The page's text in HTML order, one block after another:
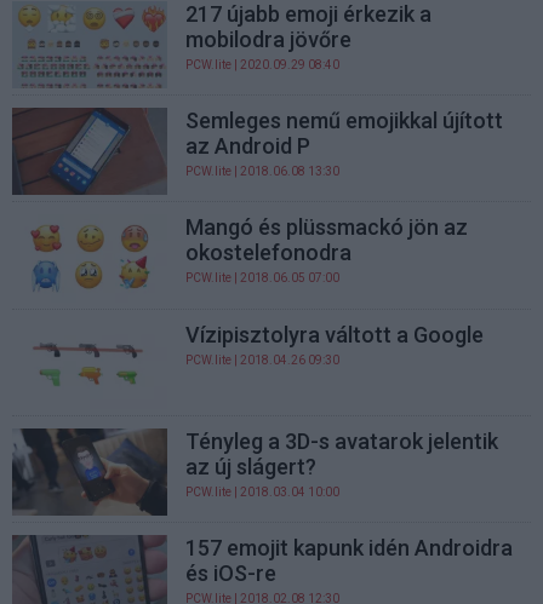
217 újabb emoji érkezik a
mobilodra jövőre
PCW.lite | 2020.09.29 08:40
Semleges nemű emojikkal újított
az Android P
PCW.lite | 2018.06.08 13:30
Mangó és plüssmackó jön az
okostelefonodra
PCW.lite | 2018.06.05 07:00
Vízipisztolyra váltott a Google
PCW.lite | 2018.04.26 09:30
Tényleg a 3D-s avatarok jelentik
az új slágert?
PCW.lite | 2018.03.04 10:00
157 emojit kapunk idén Androidra
és iOS-re
PCW.lite | 2018.02.08 12:30